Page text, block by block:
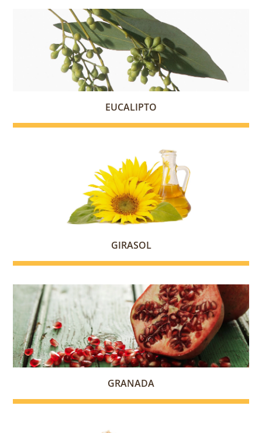
EUCALIPTO
GIRASOL
GRANADA